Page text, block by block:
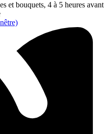
et bouquets, 4 à 5 heures avant